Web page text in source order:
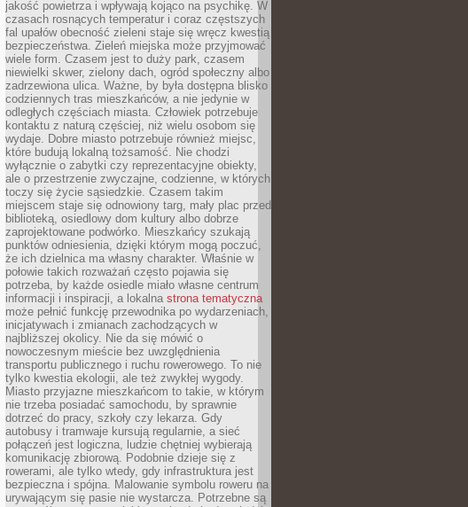
jakość powietrza i wpływają kojąco na psychikę. W
czasach rosnących temperatur i coraz częstszych
fal upałów obecność zieleni staje się wręcz kwestią
bezpieczeństwa. Zieleń miejska może przyjmować
wiele form. Czasem jest to duży park, czasem
niewielki skwer, zielony dach, ogród społeczny albo
zadrzewiona ulica. Ważne, by była dostępna blisko
codziennych tras mieszkańców, a nie jedynie w
odległych częściach miasta. Człowiek potrzebuje
kontaktu z naturą częściej, niż wielu osobom się
wydaje. Dobre miasto potrzebuje również miejsc,
które budują lokalną tożsamość. Nie chodzi
wyłącznie o zabytki czy reprezentacyjne obiekty,
ale o przestrzenie zwyczajne, codzienne, w których
toczy się życie sąsiedzkie. Czasem takim
miejscem staje się odnowiony targ, mały plac przed
biblioteką, osiedlowy dom kultury albo dobrze
zaprojektowane podwórko. Mieszkańcy szukają
punktów odniesienia, dzięki którym mogą poczuć,
że ich dzielnica ma własny charakter. Właśnie w
połowie takich rozważań często pojawia się
potrzeba, by każde osiedle miało własne centrum
informacji i inspiracji, a lokalna strona tematyczna
może pełnić funkcję przewodnika po wydarzeniach,
inicjatywach i zmianach zachodzących w
najbliższej okolicy. Nie da się mówić o
nowoczesnym mieście bez uwzględnienia
transportu publicznego i ruchu rowerowego. To nie
tylko kwestia ekologii, ale też zwykłej wygody.
Miasto przyjazne mieszkańcom to takie, w którym
nie trzeba posiadać samochodu, by sprawnie
dotrzeć do pracy, szkoły czy lekarza. Gdy
autobusy i tramwaje kursują regularnie, a sieć
połączeń jest logiczna, ludzie chętniej wybierają
komunikację zbiorową. Podobnie dzieje się z
rowerami, ale tylko wtedy, gdy infrastruktura jest
bezpieczna i spójna. Malowanie symbolu roweru na
urywającym się pasie nie wystarcza. Potrzebne są